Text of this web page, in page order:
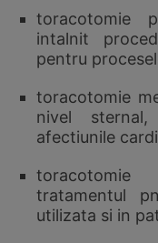
toracotomie
intalnit
pentru
toracotomie
nivel
afectiunile
tratamentul
utilizata si in